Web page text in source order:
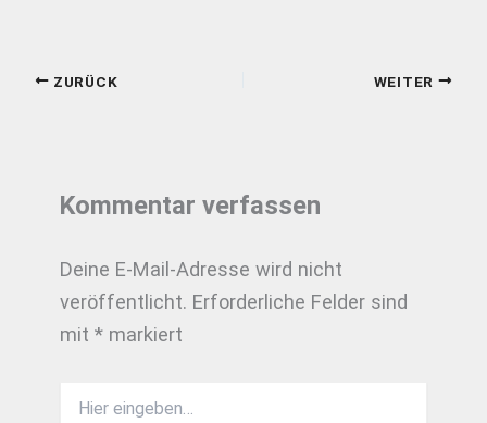
ZURÜCK WEITER
Kommentar verfassen
Deine E-Mail-Adresse wird nicht
veröffentlicht. Erforderliche Felder sind
mit* markiert
eingeben…